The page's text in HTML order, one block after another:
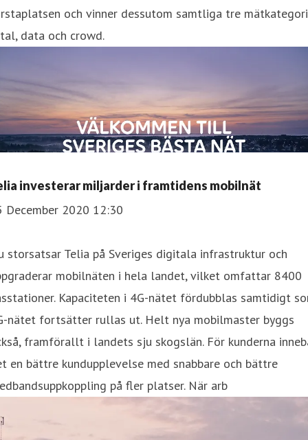
och vinner dessutom samtliga tre
data och crowd.
investerar miljarder i framtidens mobilnät
December 2020 12:30
storsatsar Telia på Sveriges digitala infrastruktur och
mobilnäten i hela landet, vilket omfattar 8400
Kapaciteten i 4G-nätet fördubblas samtidigt
nätet fortsätter rullas ut. Helt nya mobilmaster byggs
framförallt i landets sju skogslän. För kunderna
en bättre kundupplevelse med snabbare och bättre
på fler platser. När arb